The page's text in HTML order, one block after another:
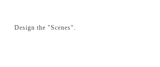
Design the "Scenes".